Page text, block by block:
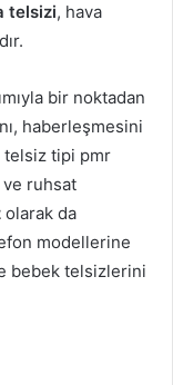
telsizi, hava
bir noktadan
haberleşmesini
telsiz tipi pmr
ruhsat
olarak da
modellerine
bebek telsizlerini